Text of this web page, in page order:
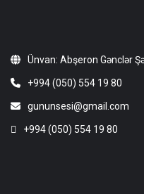
Ünvan: Abşeron Gənclər
+994 (050) 554 19 80
gununsesi@gmail.com
+994 (050) 554 19 80